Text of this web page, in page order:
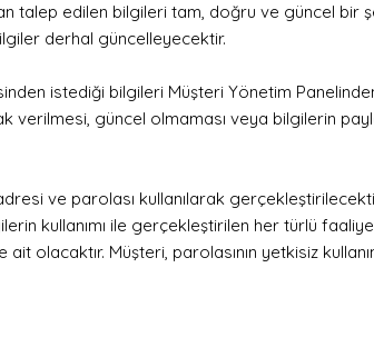
talep edilen bilgileri tam, doğru ve güncel
derhal güncelleyecektir.
istediği bilgileri Müşteri Yönetim
verilmesi, güncel olmaması veya bilgilerin
ve parolası kullanılarak
kullanımı ile gerçekleştirilen her türlü
olacaktır. Müşteri, parolasının yetkisiz